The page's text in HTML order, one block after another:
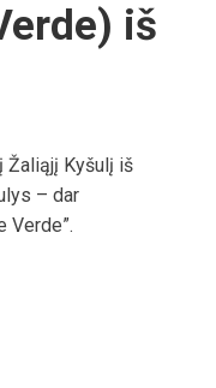
iš
Žaliąjį Kyšulį iš
– dar
Verde”.